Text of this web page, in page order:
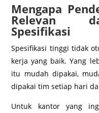
Mengapa
Relevan
Spesifikasi
Spesifikasi tinggi tidak
kerja yang baik. Yang
itu mudah dipakai,
dipakai tim setiap hari
Untuk kantor yang